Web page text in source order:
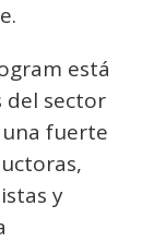
está
del sector
fuerte
y